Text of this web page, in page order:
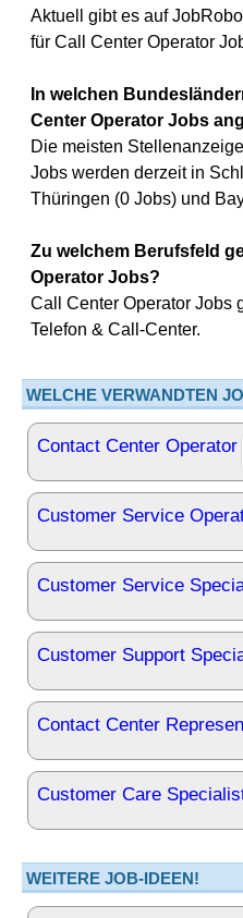
Aktuell gibt es auf
für Call Center Operator
In welchen
Center Operator Jobs
Die meisten
Jobs werden derzeit in
Thüringen (0 Jobs) und
Zu welchem Berufsfeld
Operator Jobs?
Call Center Operator Jobs
Telefon & Call-Center.
WELCHE VERWANDTEN
Contact Center Operator
Customer Service
Customer Service
Customer Support
Contact Center
Customer Care
WEITERE JOB-IDEEN!